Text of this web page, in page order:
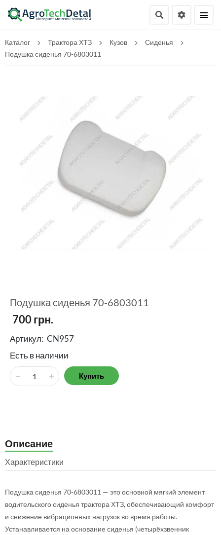
Каталог Трактора ХТЗ Кузов
Сиденья
Подушка сиденья 70-6803011
Подушка сиденья 70-6803011
700грн.
Артикул: CN957
Есть в наличии
Купить
Описание
Характеристики
Подушка сиденья 70-6803011 — это основной мягкий элемент
водительского сиденья трактора ХТЗ, обеспечивающий комфорт
и снижение вибрационных нагрузок во время работы.
Устанавливается на основание сиденья (четырёхзвенник